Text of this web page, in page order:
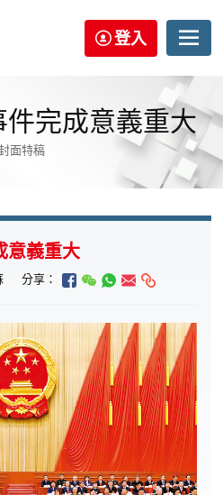
登入
完成意義重大
面特稿
意義重大
分享：